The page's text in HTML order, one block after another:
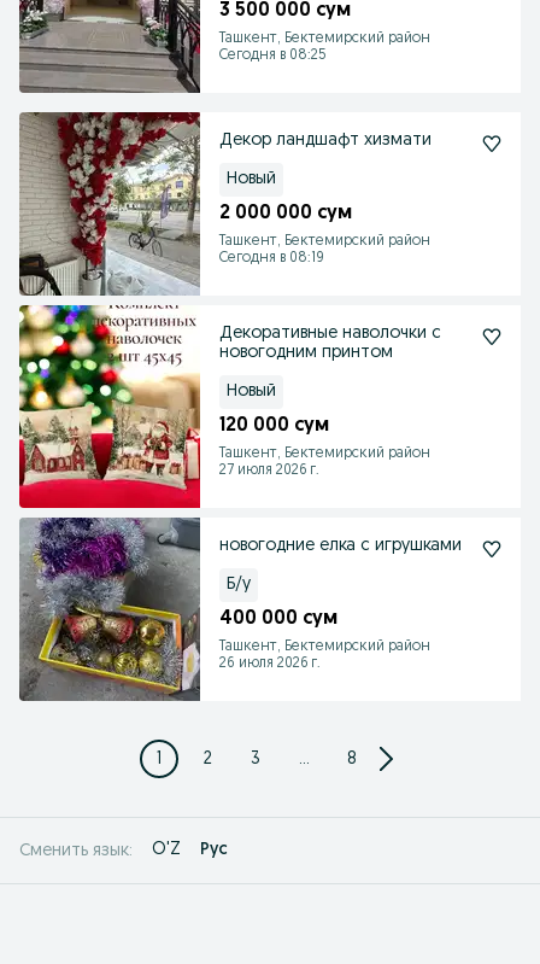
3 500 000 сум
Ташкент, Бектемирский район
Сегодня в 08:25
Декор ландшафт хизмати
Новый
2 000 000 сум
Ташкент, Бектемирский район
Сегодня в 08:19
Декоративные наволочки с
новогодним принтом
Новый
120 000 сум
Ташкент, Бектемирский район
27 июля 2026 г.
новогодние елка с игрушками
Б/у
400 000 сум
Ташкент, Бектемирский район
26 июля 2026 г.
1 2 3 ... 8
Сменить язык: O'Z Рус